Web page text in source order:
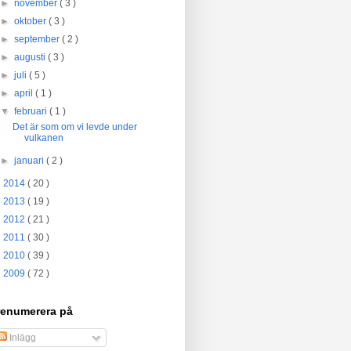
►november( 3 )
►oktober( 3 )
►september( 2 )
►augusti( 3 )
►juli( 5 )
►april( 1 )
▼februari( 1 )
Det är som om vi levde under
vulkanen
►januari( 2 )
2014 ( 20 )
2013 ( 19 )
2012 ( 21 )
2011 ( 30 )
2010 ( 39 )
2009 ( 72 )
på
Inlägg